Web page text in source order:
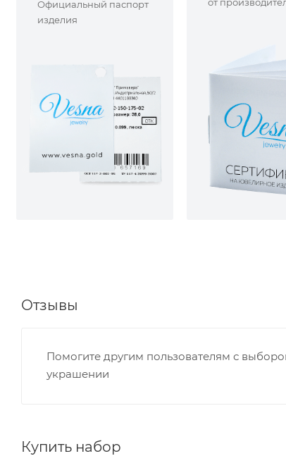
Официальный паспорт
изделия
Отзывы
Помогите другим пользователям с
украшении
Купить набор